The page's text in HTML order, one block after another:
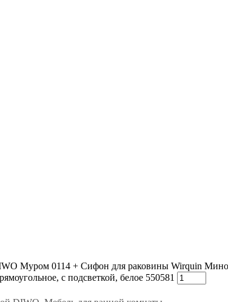
Муром 0114 + Сифон для раковины Wirquin
с подсветкой, белое 550581